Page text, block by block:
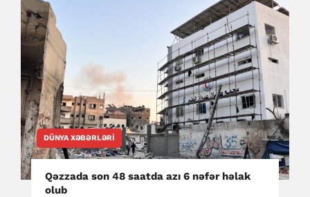
DÜNYA XƏBƏRLƏRI
Qəzzada son 48 saatda azı 6 nəfər həlak
olub